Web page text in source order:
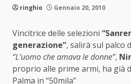
ringhio Gennaio 20, 2010
Vincitrice delle selezioni
generazione”, salirà sul palco
“L’uomo che amava le donne”,
proprio alle prime armi, ha già
Palma in “50mila”